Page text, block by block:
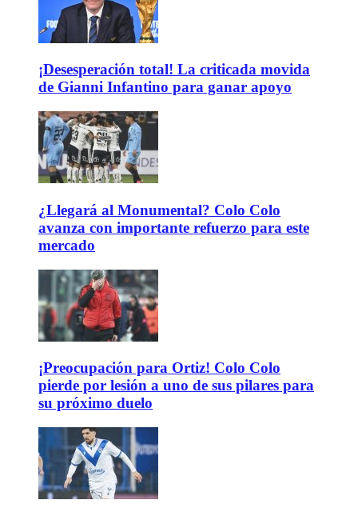
¡Desesperación total! La criticada movida
de Gianni Infantino para ganar apoyo
¿Llegará al Monumental? Colo Colo
avanza con importante refuerzo para este
mercado
¡Preocupación para Ortiz! Colo Colo
pierde por lesión a uno de sus pilares para
su próximo duelo